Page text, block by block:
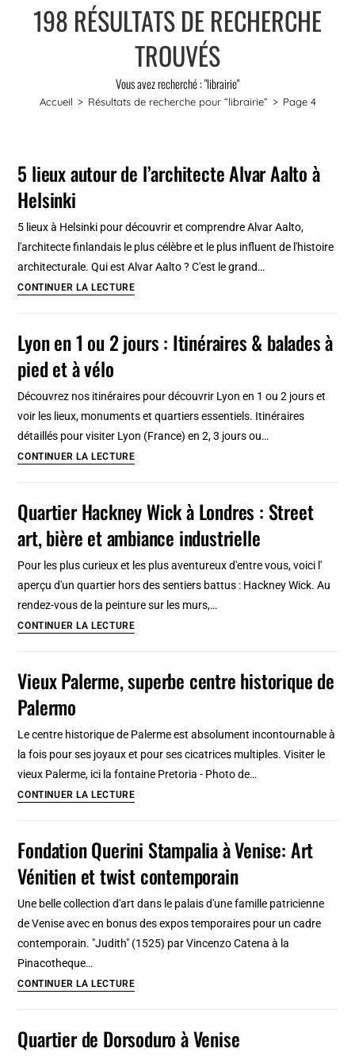
198 RÉSULTATS DE RECHERCHE
TROUVÉS
Vous avez recherché : "librairie"
Accueil > Résultats de recherche pour“librairie” > Page 4
5 lieux autour de l’architecte Alvar Aalto à
Helsinki
5 lieux à Helsinki pour découvrir et comprendre Alvar Aalto,
l'architecte finlandais le plus célèbre et le plus influent de l'histoire
architecturale. Qui est Alvar Aalto ? C'est le grand…
CONTINUER LA LECTURE5
de
Aalto
Helsinki
Lyon en 1 ou 2 jours : Itinéraires & balades à
pied et à vélo
Découvrez nos itinéraires pour découvrir Lyon en 1 ou 2 jours et
voir les lieux, monuments et quartiers essentiels. Itinéraires
détaillés pour visiter Lyon (France) en 2, 3 jours ou…
CONTINUER LA LECTURELyon
ou
2
balades
et
vélo
Quartier Hackney Wick à Londres : Street
art, bière et ambiance industrielle
Pour les plus curieux et les plus aventureux d'entre vous, voici l'
aperçu d'un quartier hors des sentiers battus : Hackney Wick. Au
rendez-vous de la peinture sur les murs,…
CONTINUER LA LECTUREQuartier
à
art,
et
industrielle
Vieux Palerme, superbe centre historique de
Palermo
Le centre historique de Palerme est absolument incontournable à
la fois pour ses joyaux et pour ses cicatrices multiples. Visiter le
vieux Palerme, ici la fontaine Pretoria - Photo de…
CONTINUER LA LECTUREVieux
centre
historique
Palermo
Fondation Querini Stampalia à Venise: Art
Vénitien et twist contemporain
Une belle collection d'art dans le palais d'une famille patricienne
de Venise avec en bonus des expos temporaires pour un cadre
contemporain. "Judith" (1525) par Vincenzo Catena à la
Pinacotheque…
CONTINUER LA LECTUREFondation
à
Quartier de Dorsoduro à Venise